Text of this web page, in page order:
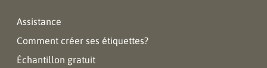
Assistance
Comment créer ses étiquettes?
Échantillon gratuit